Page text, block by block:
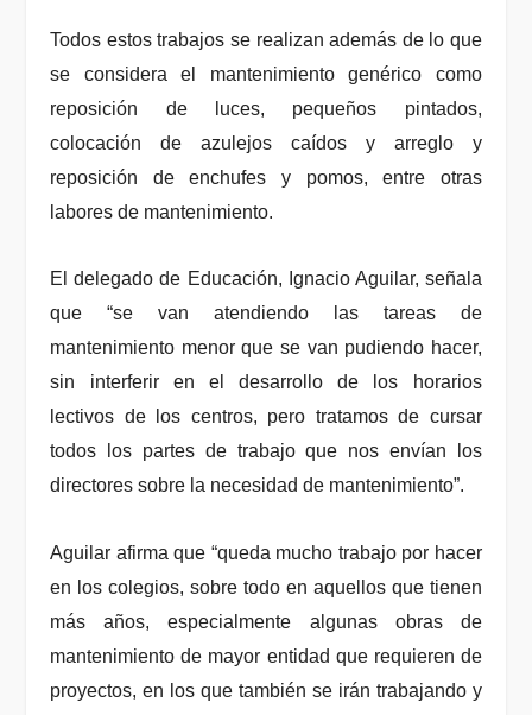
Todos estos trabajos se realizan además de lo que
se considera el mantenimiento genérico como
reposición de luces, pequeños pintados,
colocación de azulejos caídos y arreglo y
reposición de enchufes y pomos, entre otras
labores de mantenimiento.
El delegado de Educación, Ignacio Aguilar, señala
que “se van atendiendo las tareas de
mantenimiento menor que se van pudiendo hacer,
sin interferir en el desarrollo de los horarios
lectivos de los centros, pero tratamos de cursar
todos los partes de trabajo que nos envían los
directores sobre la necesidad de mantenimiento”.
Aguilar afirma que “queda mucho trabajo por hacer
en los colegios, sobre todo en aquellos que tienen
más años, especialmente algunas obras de
mantenimiento de mayor entidad que requieren de
proyectos, en los que también se irán trabajando y